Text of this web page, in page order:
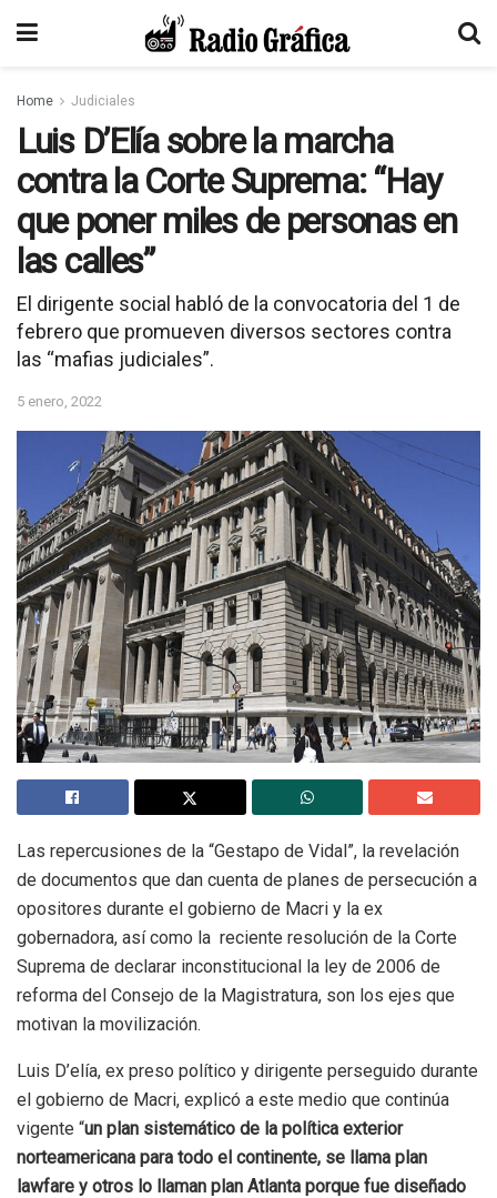
Home Judiciales
Luis D’Elía sobre la marcha
contra la Corte Suprema: “Hay
que poner miles de personas en
las calles”
El dirigente social habló de la convocatoria del 1 de
febrero que promueven diversos sectores contra
las “mafias judiciales”.
5 enero, 2022
Las repercusiones de la “Gestapo de Vidal”, la revelación
de documentos que dan cuenta de planes de persecución a
opositores durante el gobierno de Macri y la ex
gobernadora, así como la reciente resolución de la Corte
Suprema de declarar inconstitucional la ley de 2006 de
reforma del Consejo de la Magistratura, son los ejes que
motivan la movilización.
Luis D’elía, ex preso político y dirigente perseguido durante
el gobierno de Macri, explicó a este medio que continúa
vigente “un plan sistemático de la política exterior
norteamericana para todo el continente, se llama plan
lawfare y otros lo llaman plan Atlanta porque fue diseñado